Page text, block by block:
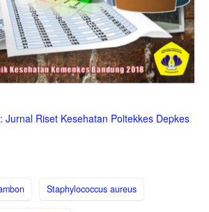
Jurnal Riset Kesehatan Poltekkes Depkes
Staphylococcus aureus